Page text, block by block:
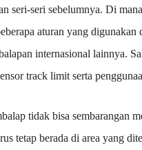
seri-seri sebelumnya. Di
aturan yang digunakan
internasional lainnya.
track limit serta
tidak bisa sembarangan
tetap berada di area yang